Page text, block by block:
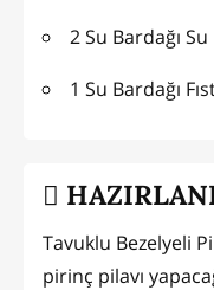
2 Su Bardağı Su
1 Su Bardağı
Tavuklu Bezelyeli
pirinç pilavı